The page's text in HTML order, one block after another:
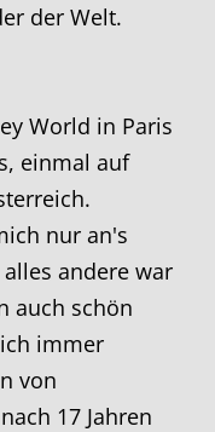
der Welt.
World in Paris
einmal auf
nur an's
andere war
auch schön
immer
von
17 Jahren